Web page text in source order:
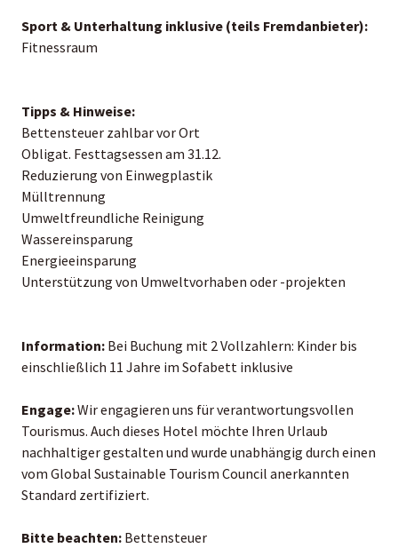
Sport & Unterhaltung inklusive (teils Fremdanbieter):
Fitnessraum
Tipps & Hinweise:
Bettensteuer zahlbar vor Ort
Obligat. Festtagsessen am 31.12.
Reduzierung von Einwegplastik
Mülltrennung
Umweltfreundliche Reinigung
Wassereinsparung
Energieeinsparung
Unterstützung von Umweltvorhaben oder -projekten
Information: Bei Buchung mit 2 Vollzahlern: Kinder bis
einschließlich 11 Jahre im Sofabett inklusive
Engage:Wir engagieren uns für verantwortungsvollen
Tourismus. Auch dieses Hotel möchte Ihren Urlaub
nachhaltiger gestalten und wurde unabhängig durch einen
vom Global Sustainable Tourism Council anerkannten
Standard zertifiziert.
Bitte beachten: Bettensteuer